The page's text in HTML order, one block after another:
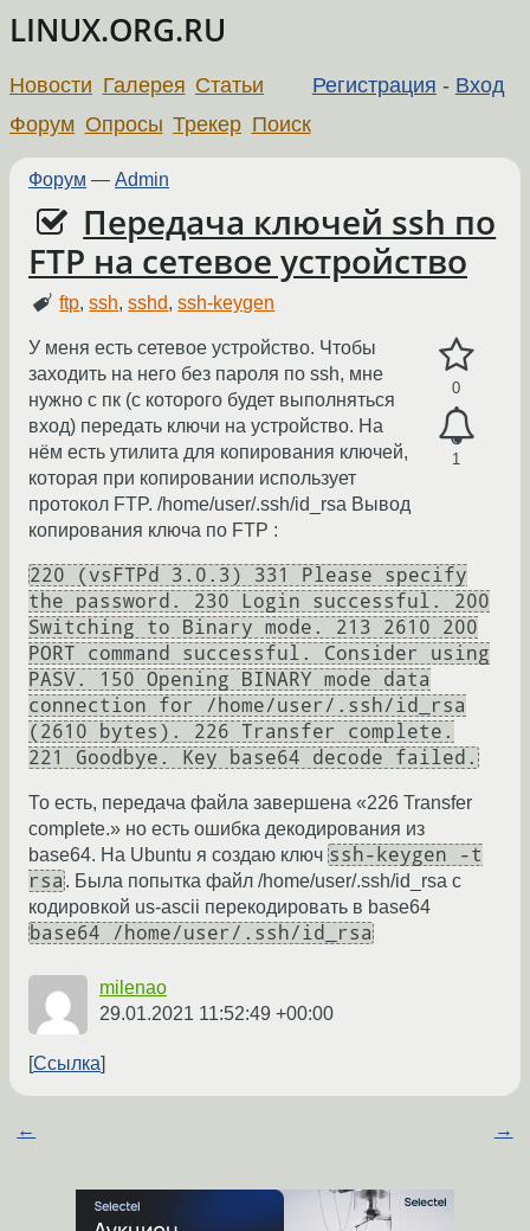
LINUX.ORG.RU
Регистрация - Вход
Новости Галерея Статьи
Форум Опросы Трекер Поиск
Форум — Admin
Передача ключей ssh по
FTP на сетевое устройство
ftp,ssh,sshd,ssh-keygen
0
1
У меня есть сетевое устройство. Чтобы
заходить на него без пароля по ssh, мне
нужно с пк (с которого будет выполняться
вход) передать ключи на устройство. На
нём есть утилита для копирования ключей,
которая при копировании использует
протокол FTP. /home/user/.ssh/id_rsa Вывод
копирования ключа по FTP :
220 (vsFTPd 3.0.3) 331 Please specify
the password. 230 Login successful. 200
Switching to Binary mode. 213 2610 200
PORT command successful. Consider using
PASV. 150 Opening BINARY mode data
connection for /home/user/.ssh/id_rsa
(2610 bytes). 226 Transfer complete.
221 Goodbye. Key base64 decode failed.
То есть, передача файла завершена «226 Transfer
complete.» но есть ошибка декодирования из
base64. На Ubuntu я создаю ключ ssh-keygen -t
rsa . Была попытка файл /home/user/.ssh/id_rsa с
кодировкой us-ascii перекодировать в base64
base64 /home/user/.ssh/id_rsa
milenao
29.01.2021 11:52:49 +00:00
Ссылка
← →